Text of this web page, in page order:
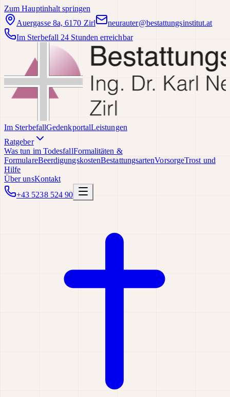
Zum Hauptinhalt springen
Auergasse 8a, 6170 Zirl
neurauter@bestattungsinstitut.at
Im Sterbefall 24 Stunden erreichbar
Im SterbefallGedenkportalLeistungen
Ratgeber
Was tun im TodesfallFormalitäten &
FormulareBeerdigungskostenBestattungsartenVorsorgeTrost und
Hilfe
Über unsKontakt
+43 5238 524 90